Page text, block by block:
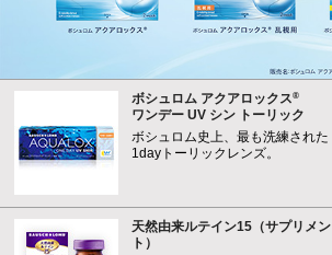
ボシュロム アクアロックス®
ワンデー UV シン トーリック
ボシュロム史上、最も洗練された
1dayトーリックレンズ。
天然由来ルテイン15（サプリメン
ト）